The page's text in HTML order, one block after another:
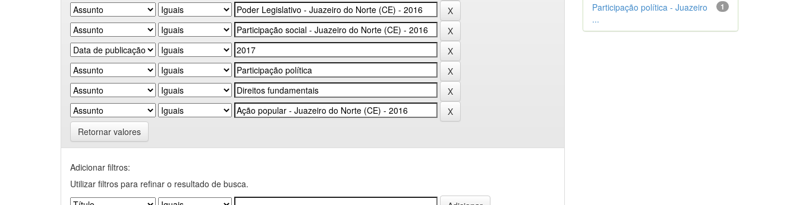
Retornar valores
Adicionar filtros:
Utilizar filtros para refinar o resultado de busca.
1
Participação política - Juazeiro
...